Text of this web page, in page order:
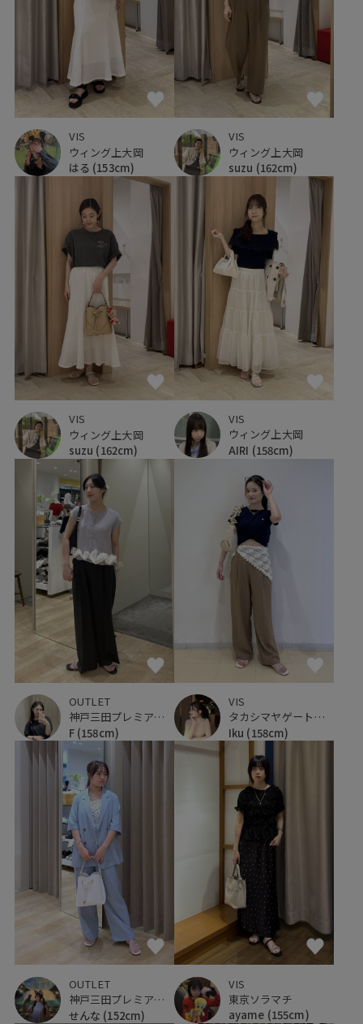
VIS
ウィング上大岡
はる (153cm)
VIS
ウィング上大岡
suzu (162cm)
VIS
ウィング上大岡
suzu (162cm)
VIS
ウィング上大岡
AIRI (158cm)
OUTLET
神戸三田プレミアム・アウトレット
F (158cm)
VIS
タカシマヤゲートタワーモール
Iku (158cm)
OUTLET
神戸三田プレミアム・アウトレット
せんな (152cm)
VIS
東京ソラマチ
ayame (155cm)